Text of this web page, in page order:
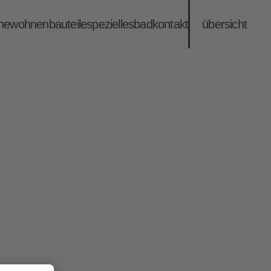
wohnenbauteilespeziellesbad kontakt übersicht